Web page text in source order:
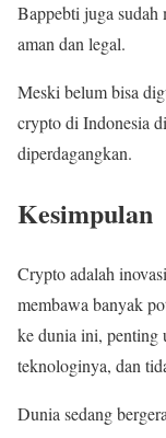
Bappebti juga sudah
aman dan legal.
Meski belum bisa
crypto di Indonesia
diperdagangkan.
Kesimpulan
Crypto adalah
membawa banyak
ke dunia ini, penting
teknologinya, dan
Dunia sedang